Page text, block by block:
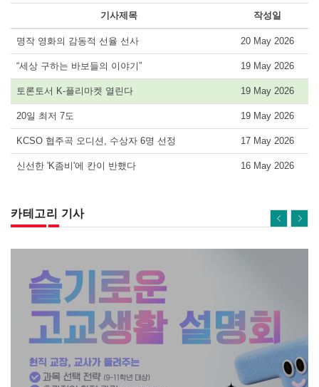
기사제목 작성일
명작 영화의 감동적 선율 선사 20 May 2026
“세상 구하는 바보들의 이야기” 19 May 2026
토론토서 K-플리마켓 열린다 19 May 2026
20일 최저 7도 19 May 2026
KCSO 협주곡 오디션, 수상자 6명 선정 17 May 2026
신선한 'K좀비'에 칸이 반했다 16 May 2026
카테고리 기사